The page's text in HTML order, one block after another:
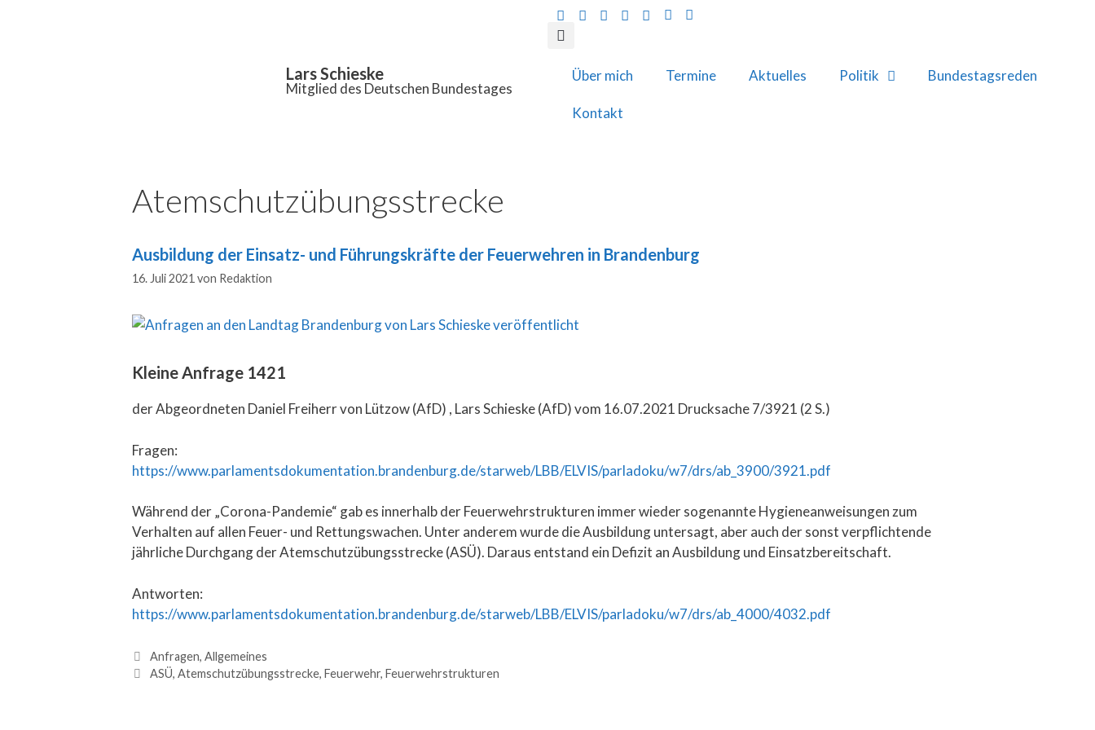
Lars Schieske
Mitglied des Deutschen Bundestages
Über mich Termine Aktuelles Politik Bundestagsreden
Kontakt
Atemschutzübungsstrecke
Ausbildung der Einsatz- und Führungskräfte der Feuerwehren in Brandenburg
16. Juli 2021 von Redaktion
Kleine Anfrage 1421
der Abgeordneten Daniel Freiherr von Lützow (AfD) , Lars Schieske (AfD) vom 16.07.2021 Drucksache 7/3921 (2 S.)
Fragen:
https://www.parlamentsdokumentation.brandenburg.de/starweb/LBB/ELVIS/parladoku/w7/drs/ab_3900/3921.pdf
Während der „Corona-Pandemie“ gab es innerhalb der Feuerwehrstrukturen immer wieder sogenannte Hygieneanweisungen zum
Verhalten auf allen Feuer- und Rettungswachen. Unter anderem wurde die Ausbildung untersagt, aber auch der sonst verpflichtende
jährliche Durchgang der Atemschutzübungsstrecke (ASÜ). Daraus entstand ein Defizit an Ausbildung und Einsatzbereitschaft.
Antworten:
https://www.parlamentsdokumentation.brandenburg.de/starweb/LBB/ELVIS/parladoku/w7/drs/ab_4000/4032.pdf
Anfragen, Allgemeines
ASÜ, Atemschutzübungsstrecke, Feuerwehr, Feuerwehrstrukturen